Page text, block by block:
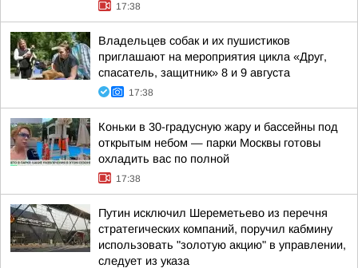
17:38
Владельцев собак и их пушистиков
приглашают на мероприятия цикла «Друг,
спасатель, защитник» 8 и 9 августа
17:38
Коньки в 30-градусную жару и бассейны под
открытым небом — парки Москвы готовы
охладить вас по полной
17:38
Путин исключил Шереметьево из перечня
стратегических компаний, поручил кабмину
использовать "золотую акцию" в управлении,
следует из указа